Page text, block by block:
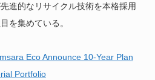
進的なリサイクル技術を本格採用
を集めている。
Eco Announce 10-Year Plan
Portfolio